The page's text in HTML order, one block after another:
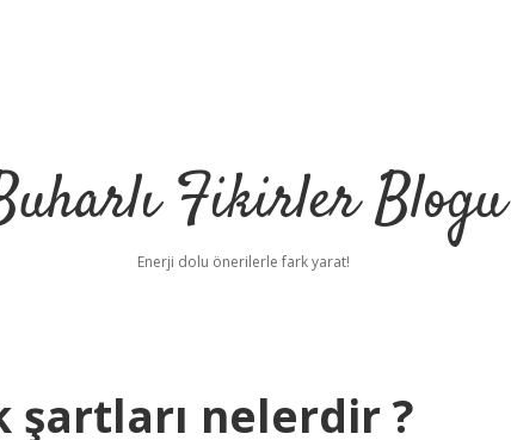
Fikirler Blogu
Enerji dolu önerilerle fark yarat!
şartları nelerdir ?